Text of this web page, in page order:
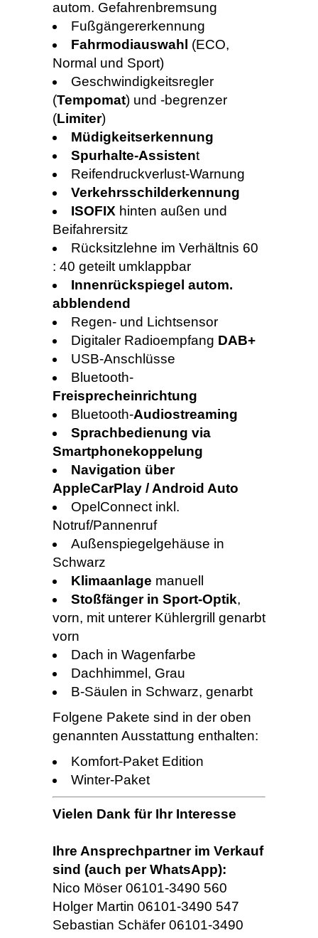
autom. Gefahrenbremsung
Fußgängererkennung
Fahrmodiauswahl (ECO,
Normal und Sport)
Geschwindigkeitsregler
(Tempomat) und -begrenzer
(Limiter)
Müdigkeitserkennung
Spurhalte-Assistent
Reifendruckverlust-Warnung
Verkehrsschilderkennung
ISOFIX hinten außen und
Beifahrersitz
Rücksitzlehne im Verhältnis 60
: 40 geteilt umklappbar
Innenrückspiegel autom.
abblendend
Regen- und Lichtsensor
Digitaler Radioempfang DAB+
USB-Anschlüsse
Bluetooth-
Freisprecheinrichtung
Bluetooth-Audiostreaming
Sprachbedienung via
Smartphonekoppelung
Navigation über
AppleCarPlay / Android Auto
OpelConnect inkl.
Notruf/Pannenruf
Außenspiegelgehäuse in
Schwarz
Klimaanlage manuell
Stoßfänger in Sport-Optik,
vorn, mit unterer Kühlergrill genarbt
vorn
Dach in Wagenfarbe
Dachhimmel, Grau
B-Säulen in Schwarz, genarbt
Folgene Pakete sind in der oben
genannten Ausstattung enthalten:
Komfort-Paket Edition
Winter-Paket
Vielen Dank für Ihr Interesse
Ihre Ansprechpartner im Verkauf
sind (auch per WhatsApp):
Nico Möser 06101-3490 560
Holger Martin 06101-3490 547
Sebastian Schäfer 06101-3490